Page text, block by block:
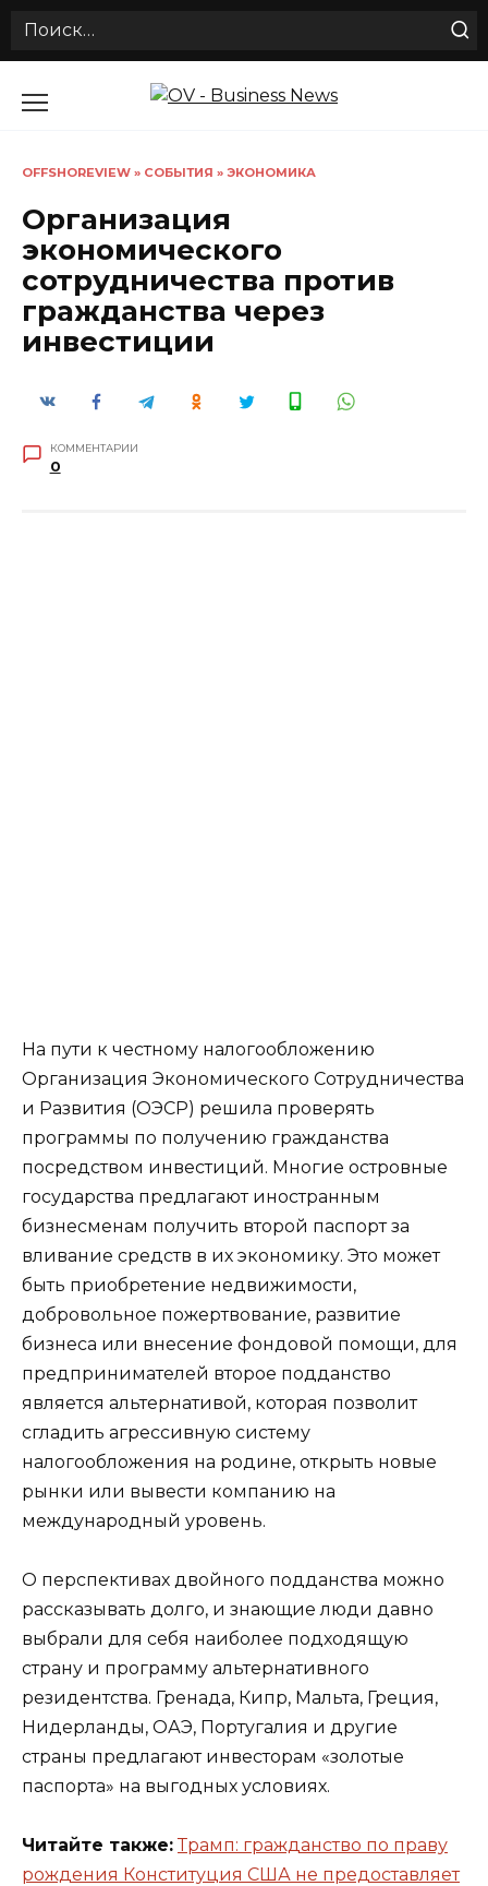
Search
OFFSHOREVIEW » СОБЫТИЯ » ЭКОНОМИКА
Организация
экономического
сотрудничества против
гражданства через
инвестиции
КОММЕНТАРИИ
0
На пути к честному налогообложению
Организация Экономического Сотрудничества
и Развития (ОЭСР) решила проверять
программы по получению гражданства
посредством инвестиций. Многие островные
государства предлагают иностранным
бизнесменам получить второй паспорт за
вливание средств в их экономику. Это может
быть приобретение недвижимости,
добровольное пожертвование, развитие
бизнеса или внесение фондовой помощи, для
предпринимателей второе подданство
является альтернативой, которая позволит
сгладить агрессивную систему
налогообложения на родине, открыть новые
рынки или вывести компанию на
международный уровень.
О перспективах двойного подданства можно
рассказывать долго, и знающие люди давно
выбрали для себя наиболее подходящую
страну и программу альтернативного
резидентства. Гренада, Кипр, Мальта, Греция,
Нидерланды, ОАЭ, Португалия и другие
страны предлагают инвесторам «золотые
паспорта» на выгодных условиях.
Читайте также: Трамп: гражданство по праву
рождения Конституция США не предоставляет